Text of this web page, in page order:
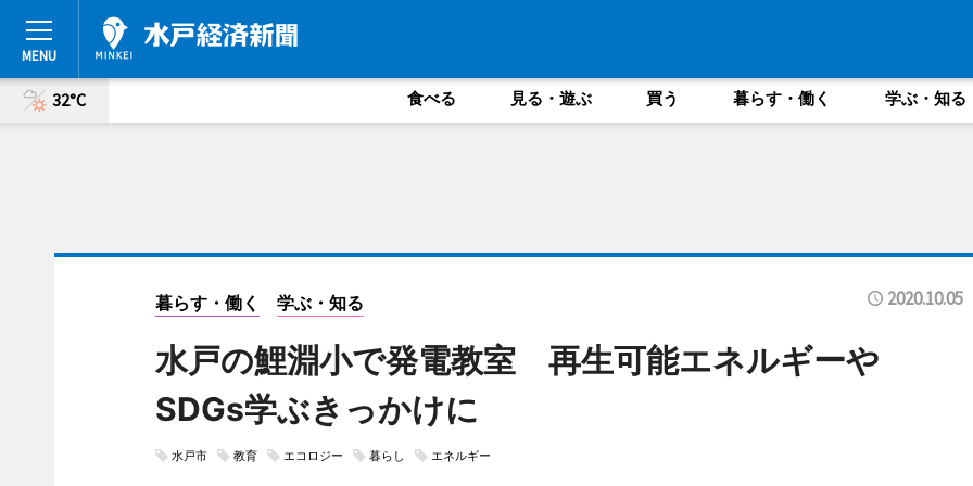
32°C 食べる 見る・遊ぶ 買う 暮らす・働く 学ぶ・知る
暮らす・働く 学ぶ・知る 2020.10.05
水戸の鯉淵小で発電教室 再生可能エネルギーや
SDGs学ぶきっかけに
水戸市 教育 エコロジー 暮らし エネルギー